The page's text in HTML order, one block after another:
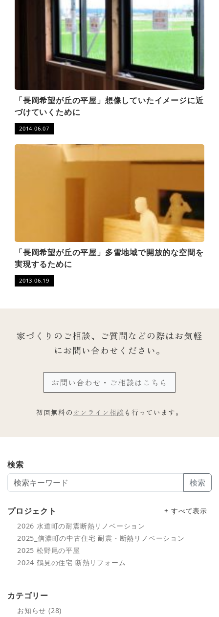
「長岡希望が丘の平屋」想像していたイメージに近
づけていくために
2014.06.07
「長岡希望が丘の平屋」多雪地域で開放的な空間を
実現するために
2013.06.19
家づくりのご相談、ご質問などの際はお気軽
にお問い合わせください。
お問い合わせ・ご相談はこちら
初回無料の オンライン相談 も行っています。
検索
検索
プロジェクト
+ すべて表示
2026 水道町の耐震断熱リノベーション
2025_信濃町の中古住宅 耐震・断熱リノベーション
2025 松野尾の平屋
2024 鶴見の住宅 断熱リフォーム
カテゴリー
お知らせ (28)